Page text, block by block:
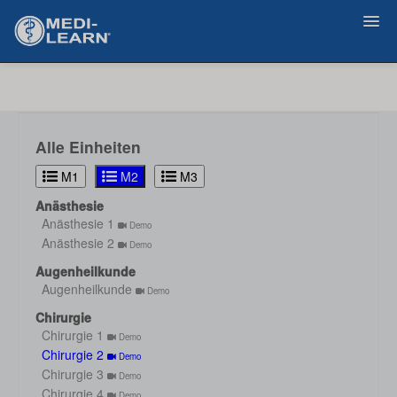
Alle Einheiten
M1 M2
M3
Anästhesie
Anästhesie 1
Demo
Anästhesie 2 Demo
Augenheilkunde
Augenheilkunde
Demo
Chirurgie
Chirurgie 1
Demo
Chirurgie 2 Demo
Chirurgie 3 Demo
Chirurgie 4